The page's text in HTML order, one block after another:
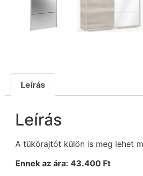
Leírás
Leírás
A tükörajtót külön is meg lehet
Ennek az ára: 43.400 Ft